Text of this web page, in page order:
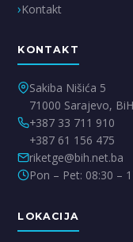
Kontakt
KONTAKT
Sakiba Nišića 5
71000 Sarajevo, BiH
+387 33 711 910
+387 61 156 475
riketge@bih.net.ba
Pon – Pet: 08:30 –
LOKACIJA